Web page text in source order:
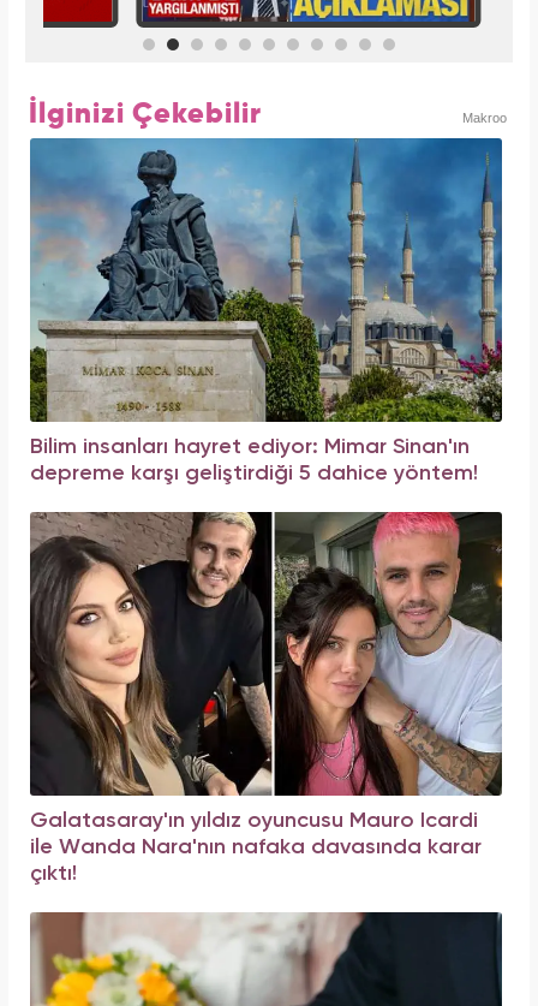
İlginizi Çekebilir Makroo
Bilim insanları hayret ediyor: Mimar Sinan'ın
depreme karşı geliştirdiği 5 dahice yöntem!
Galatasaray'ın yıldız oyuncusu Mauro Icardi
ile Wanda Nara'nın nafaka davasında karar
çıktı!